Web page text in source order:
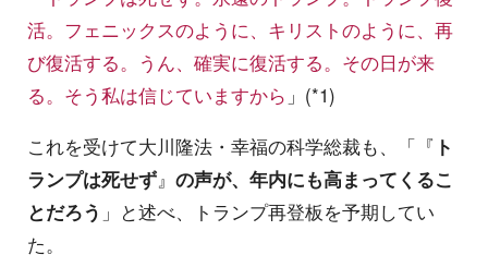
活。フェニックスのように、キリストのように、再
び復活する。うん、確実に復活する。その日が来
る。そう私は信じていますから 」(*1)
これを受けて大川隆法・幸福の科学総裁も、「『 ト
ランプは死せず』 の声が、年内にも高まってくるこ
とだろう 」と述べ、トランプ再登板を予期してい
た。